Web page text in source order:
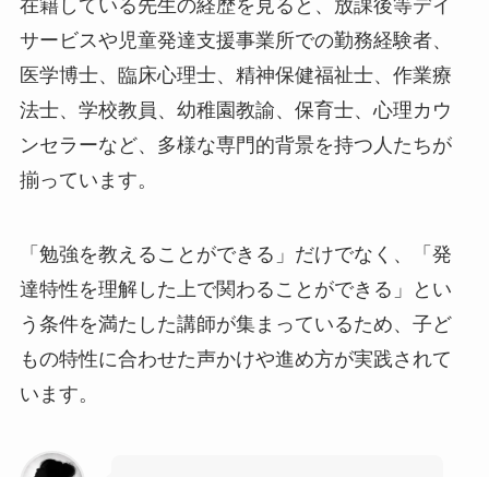
在籍している先生の経歴を見ると、放課後等デイ
サービスや児童発達支援事業所での勤務経験者、
医学博士、臨床心理士、精神保健福祉士、作業療
法士、学校教員、幼稚園教諭、保育士、心理カウ
ンセラーなど、多様な専門的背景を持つ人たちが
揃っています。
「勉強を教えることができる」だけでなく、「発
達特性を理解した上で関わることができる」とい
う条件を満たした講師が集まっているため、子ど
もの特性に合わせた声かけや進め方が実践されて
います。